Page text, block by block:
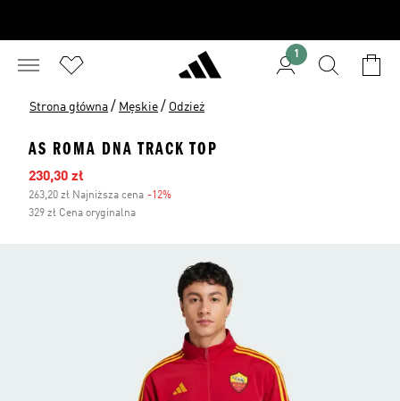
1
Strona główna / Męskie / Odzież
AS ROMA DNA TRACK TOP
Ceny na wyprzedaży
230,30 zł
263,20 zł Najniższa cena -12%
329 zł Cena oryginalna